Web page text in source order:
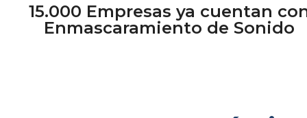
15.000 Empresas ya cuentan
Enmascaramiento de Sonido